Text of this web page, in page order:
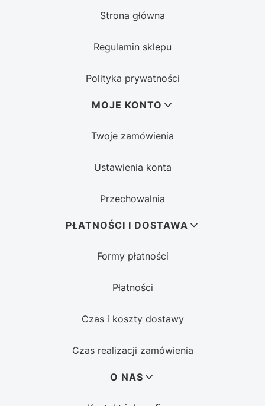
Strona główna
Regulamin sklepu
Polityka prywatności
MOJE KONTO
Twoje zamówienia
Ustawienia konta
Przechowalnia
PŁATNOŚCI I DOSTAWA
Formy płatności
Płatności
Czas i koszty dostawy
Czas realizacji zamówienia
O NAS